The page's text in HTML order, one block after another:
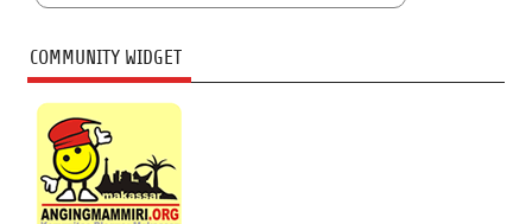
COMMUNITY WIDGET